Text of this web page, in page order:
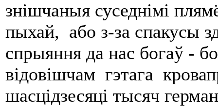
знішчаныя суседнімі
пыхай, або з-за спакусы
спрыяння да нас богаў -
відовішчам гэтага
шасцідзесяці тысяч